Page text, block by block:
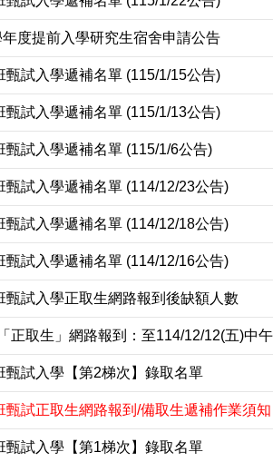
年度提前入學研究生宿舍申請公告
試入學遞補名單 (115/1/15公告)
試入學遞補名單 (115/1/13公告)
試入學遞補名單 (115/1/6公告)
試入學遞補名單 (114/12/23公告)
試入學遞補名單 (114/12/18公告)
試入學遞補名單 (114/12/16公告)
試入學正取生網路報到後缺額人數
正取生」網路報到：至114/12/12(五)中
試入學【第2梯次】錄取名單
試正取生網路報到/備取生遞補作業須知
試入學【第1梯次】錄取名單